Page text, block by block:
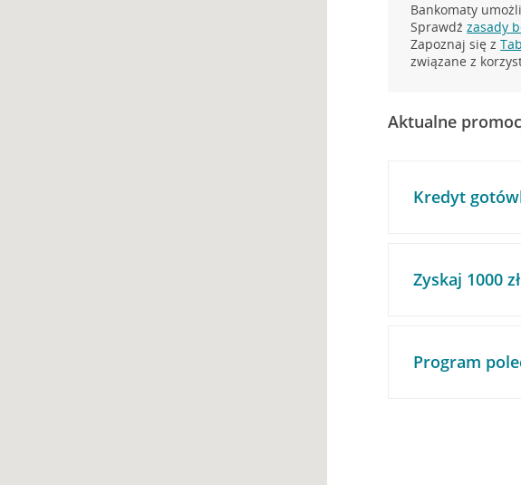
Bankomaty
Sprawdźzasady
Zapoznaj się z
związane z
Aktualne
Kredyt
Zyskaj 1000 zł
Program